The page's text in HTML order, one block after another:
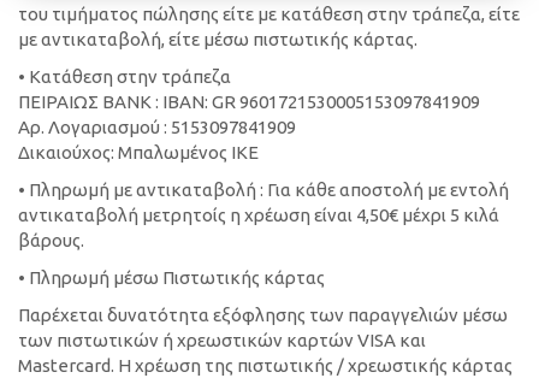
του τιμήματος πώλησης είτε με κατάθεση στην τράπεζα, είτε
με αντικαταβολή, είτε μέσω πιστωτικής κάρτας.
• Κατάθεση στην τράπεζα
ΠΕΙΡΑΙΩΣ BANK : ΙΒΑΝ: GR 9601721530005153097841909
Αρ. Λογαριασμού : 5153097841909
Δικαιούχος: Μπαλωμένος ΙΚΕ
• Πληρωμή με αντικαταβολή : Για κάθε αποστολή με εντολή
αντικαταβολή μετρητοίς η χρέωση είναι 4,50€ μέχρι 5 κιλά
βάρους.
• Πληρωμή μέσω Πιστωτικής κάρτας
Παρέχεται δυνατότητα εξόφλησης των παραγγελιών μέσω
των πιστωτικών ή χρεωστικών καρτών VISA και
Mastercard. Η χρέωση της πιστωτικής / χρεωστικής κάρτας